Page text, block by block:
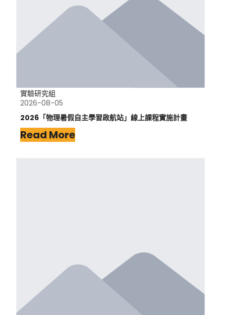
實驗研究組
2026-08-05
2026「物理暑假自主學習啟航站」線上課程實施計畫
Read More